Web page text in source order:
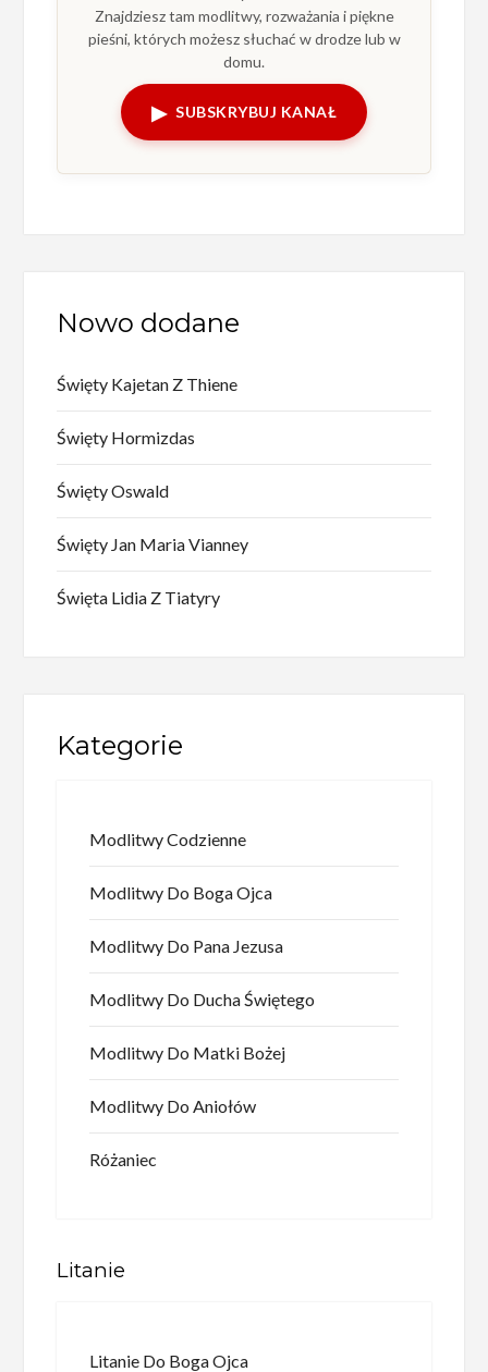
Znajdziesz tam modlitwy, rozważania i piękne
pieśni, których możesz słuchać w drodze lub w
domu.
▶ SUBSKRYBUJ KANAŁ
Nowo dodane
Święty Kajetan Z Thiene
Święty Hormizdas
Święty Oswald
Święty Jan Maria Vianney
Święta Lidia Z Tiatyry
Kategorie
Modlitwy Codzienne
Modlitwy Do Boga Ojca
Modlitwy Do Pana Jezusa
Modlitwy Do Ducha Świętego
Modlitwy Do Matki Bożej
Modlitwy Do Aniołów
Różaniec
Litanie
Litanie Do Boga Ojca